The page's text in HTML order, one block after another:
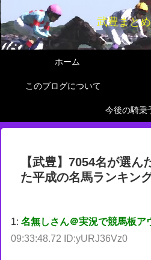
武豊まと
ホーム
このブログについて
今後の騎乗
【武豊】7054名が選ん
た平成の名馬ランキン
1:名無しさん＠実況で競馬板ア
09:33:48.72 ID:yURJ36Vz0